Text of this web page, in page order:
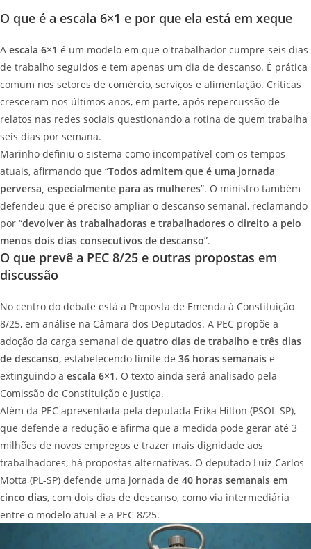
O que é a escala 6×1 e por que ela está em xeque
A escala 6×1 é um modelo em que o trabalhador cumpre seis dias
de trabalho seguidos e tem apenas um dia de descanso. É prática
comum nos setores de comércio, serviços e alimentação. Críticas
cresceram nos últimos anos, em parte, após repercussão de
relatos nas redes sociais questionando a rotina de quem trabalha
seis dias por semana.
Marinho definiu o sistema como incompatível com os tempos
atuais, afirmando que “Todos admitem que é uma jornada
perversa, especialmente para as mulheres”. O ministro também
defendeu que é preciso ampliar o descanso semanal, reclamando
por “devolver às trabalhadoras e trabalhadores o direito a pelo
menos dois dias consecutivos de descanso”.
O que prevê a PEC 8/25 e outras propostas em
discussão
No centro do debate está a Proposta de Emenda à Constituição
8/25, em análise na Câmara dos Deputados. A PEC propõe a
adoção da carga semanal de quatro dias de trabalho e três dias
de descanso, estabelecendo limite de 36 horas semanais e
extinguindo a escala 6×1. O texto ainda será analisado pela
Comissão de Constituição e Justiça.
Além da PEC apresentada pela deputada Erika Hilton (PSOL-SP),
que defende a redução e afirma que a medida pode gerar até 3
milhões de novos empregos e trazer mais dignidade aos
trabalhadores, há propostas alternativas. O deputado Luiz Carlos
Motta (PL-SP) defende uma jornada de 40 horas semanais em
cinco dias, com dois dias de descanso, como via intermediária
entre o modelo atual e a PEC 8/25.